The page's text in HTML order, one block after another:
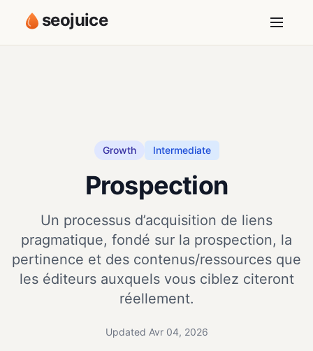
seojuice
Growth Intermediate
Prospection
Un processus d’acquisition de liens
pragmatique, fondé sur la prospection, la
pertinence et des contenus/ressources que
les éditeurs auxquels vous ciblez citeront
réellement.
Updated Avr 04, 2026